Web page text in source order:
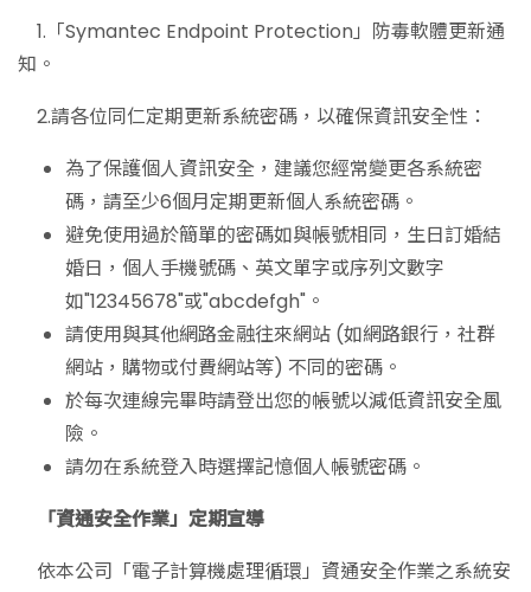
1.「Symantec Endpoint Protection」防毒軟體更新通
知。
2.請各位同仁定期更新系統密碼，以確保資訊安全性：
為了保護個人資訊安全，建議您經常變更各系統密
碼，請至少6個月定期更新個人系統密碼。
避免使用過於簡單的密碼如與帳號相同，生日訂婚結
婚日，個人手機號碼、英文單字或序列文數字
如"12345678"或"abcdefgh"。
請使用與其他網路金融往來網站 (如網路銀行，社群
網站，購物或付費網站等) 不同的密碼。
於每次連線完畢時請登出您的帳號以減低資訊安全風
險。
請勿在系統登入時選擇記憶個人帳號密碼。
「資通安全作業」定期宣導
依本公司「電子計算機處理循環」資通安全作業之系統安